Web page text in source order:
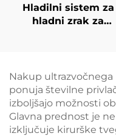
Hladilni sistem za
hladni zrak za
epidermalno
neprekinjeno
brezkontaktno
uporabo v
razmerah
Nakup ultrazvočnega
ponuja številne
izboljšajo možnosti
Glavna prednost je
izključuje kirurške